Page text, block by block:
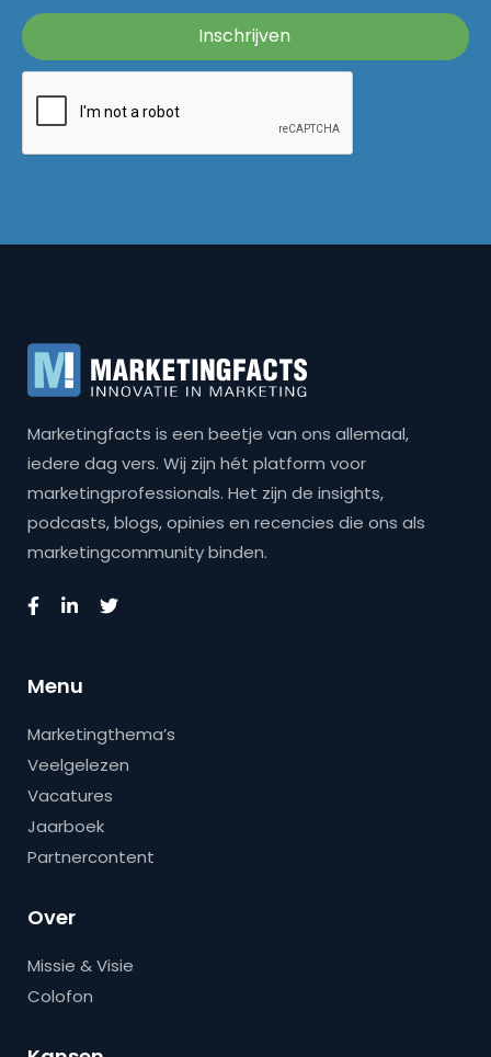
Marketingfacts is een beetje van ons allemaal,
iedere dag vers. Wij zijn hét platform voor
marketingprofessionals. Het zijn de insights,
podcasts, blogs, opinies en recencies die ons als
marketingcommunity binden.
Menu
Marketingthema’s
Veelgelezen
Vacatures
Jaarboek
Partnercontent
Over
Missie & Visie
Colofon